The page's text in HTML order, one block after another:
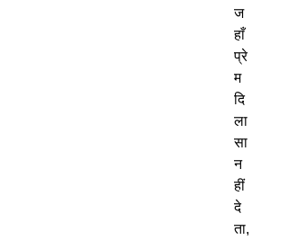
ज
हाँ
प्रे
म
दि
ला
सा
न
हीं
दे
ता,